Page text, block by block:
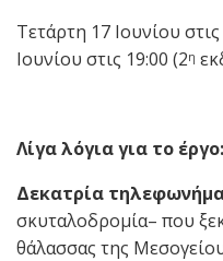
Τετάρτη 17 Ιουνίου
Ιουνίου στις 19:00 (2η
Λίγα λόγια για το έργο:
Δεκατρία
σκυταλοδρομία– που
θάλασσας της